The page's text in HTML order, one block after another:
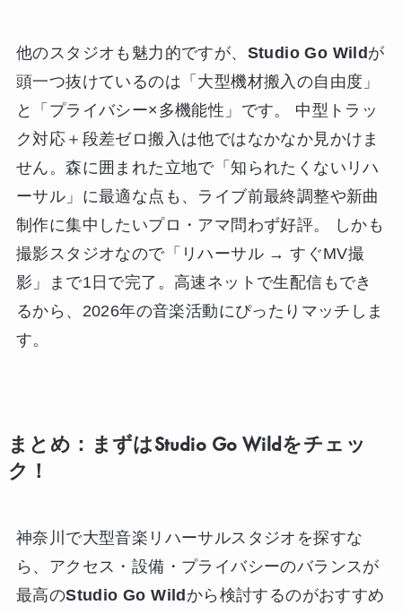
他のスタジオも魅力的ですが、 Studio Go Wild が
頭一つ抜けているのは「大型機材搬入の自由度」
と「プライバシー×多機能性」です。 中型トラッ
ク対応＋段差ゼロ搬入は他ではなかなか見かけま
せん。森に囲まれた立地で「知られたくないリハ
ーサル」に最適な点も、ライブ前最終調整や新曲
制作に集中したいプロ・アマ問わず好評。 しかも
撮影スタジオなので「リハーサル → すぐMV撮
影」まで1日で完了。高速ネットで生配信もでき
るから、2026年の音楽活動にぴったりマッチしま
す。
まとめ：まずはStudio Go Wildをチェッ
ク！
神奈川で大型音楽リハーサルスタジオを探すな
ら、アクセス・設備・プライバシーのバランスが
最高のStudio Go Wild から検討するのがおすすめ